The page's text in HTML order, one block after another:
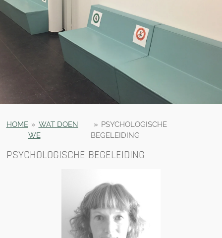
HOME » WAT DOEN
WE
» PSYCHOLOGISCHE
BEGELEIDING
PSYCHOLOGISCHE BEGELEIDING